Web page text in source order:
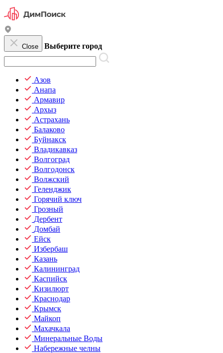
Close Выберите город
Азов
Анапа
Армавир
Архыз
Астрахань
Балаково
Буйнакск
Владикавказ
Волгоград
Волгодонск
Волжский
Геленджик
Горячий ключ
Грозный
Дербент
Домбай
Ейск
Избербаш
Казань
Калининград
Каспийск
Кизилюрт
Краснодар
Крымск
Майкоп
Махачкала
Минеральные Воды
Набережные челны